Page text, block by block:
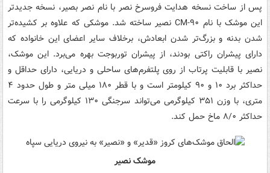
پس از ساخت نسخه هدایت فروسرخ نصر با نام نصر بصیر، نسخه جدیدتر
این موشک با نام CM-۹۰ نصیر ساخته شد. موشکی که علاوه بر کشیده‌تر
شدن بدنه و بزرگ‌تر شدن ابعادش، برخلاف سایر اعضای این خانواده که
دارای پیشران راکتی بودند، از پیشران توربوجت بهره می‌برد. این موشک،
نصیر با قابلیت پرتاب از روی پلتفرم‌های ساحلی و دریایی، دارای حداقل و
حداکثر برد ۱۰ و ۹۰ کیلومتر است و با قطر ۱۸۰ میلی متر و طول حدود ۴
متری، با وزن ۳۵۱ کیلوگرمی می‌تواند سرجنگی ۱۳۰ کیلوگرمی را با سرعت
حداکثر ۸/۰ ماخ حمل کند.
موشک نصیر